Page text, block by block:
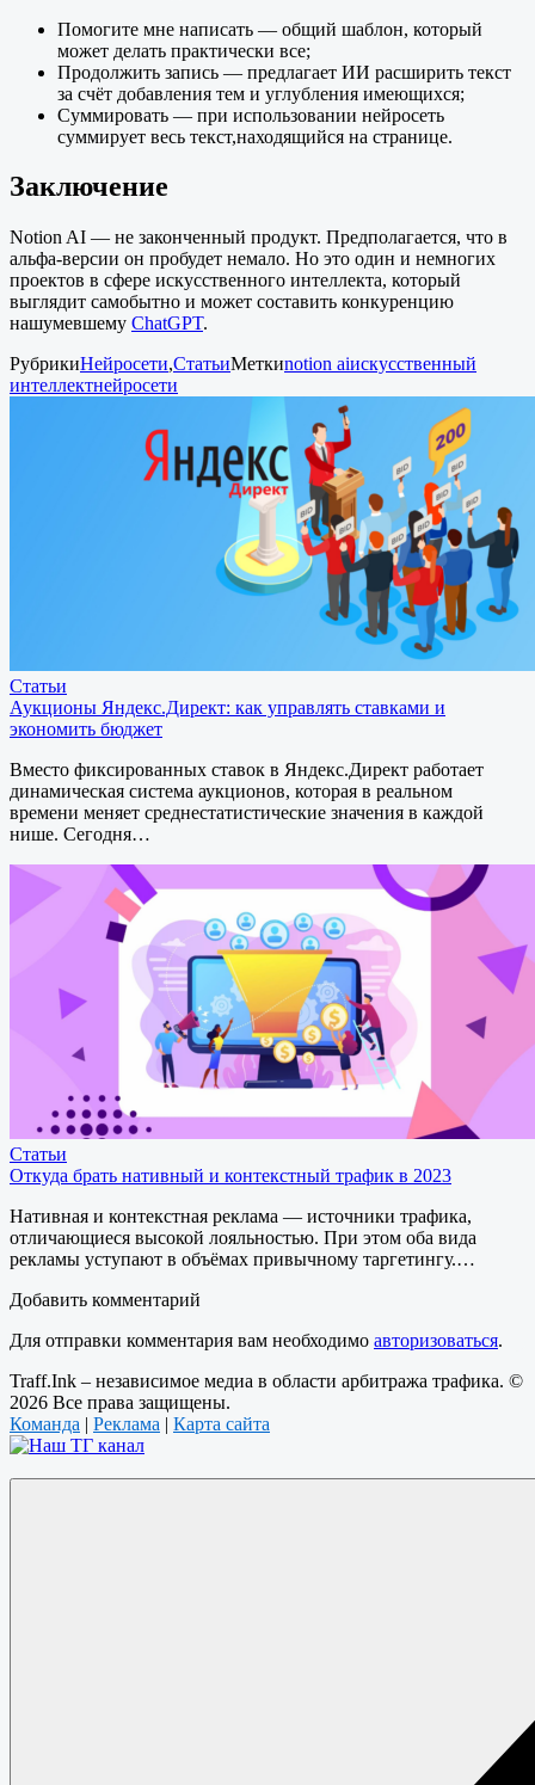
Помогите мне написать — общий шаблон, который
может делать практически все;
Продолжить запись — предлагает ИИ расширить текст
за счёт добавления тем и углубления имеющихся;
Суммировать — при использовании нейросеть
суммирует весь текст,находящийся на странице.
Заключение
Notion AI — не законченный продукт. Предполагается, что в
альфа-версии он пробудет немало. Но это один и немногих
проектов в сфере искусственного интеллекта, который
выглядит самобытно и может составить конкуренцию
нашумевшему ChatGPT.
РубрикиНейросети,СтатьиМеткиnotion aiискусственный
интеллектнейросети
Статьи
Аукционы Яндекс.Директ: как управлять ставками и
экономить бюджет
Вместо фиксированных ставок в Яндекс.Директ работает
динамическая система аукционов, которая в реальном
времени меняет среднестатистические значения в каждой
нише. Сегодня…
Статьи
Откуда брать нативный и контекстный трафик в 2023
Нативная и контекстная реклама — источники трафика,
отличающиеся высокой лояльностью. При этом оба вида
рекламы уступают в объёмах привычному таргетингу.…
Добавить комментарий
Для отправки комментария вам необходимо авторизоваться.
Traff.Ink – независимое медиа в области арбитража трафика. ©
2026 Все права защищены.
Команда | Реклама | Карта сайта